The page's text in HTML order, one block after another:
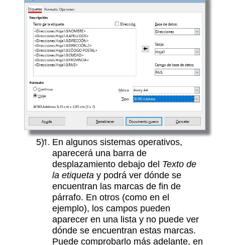
En algunos sistemas operativos,
aparecerá una barra de
desplazamiento debajo del Texto de
la etiqueta y podrá ver dónde se
encuentran las marcas de fin de
párrafo. En otros (como en el
ejemplo), los campos pueden
aparecer en una lista y no puede ver
dónde se encuentran estas marcas.
Puede comprobarlo más adelante, en